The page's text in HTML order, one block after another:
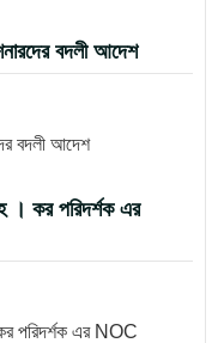
বদলী আদেশ
বদলী আদেশ
। কর পরিদর্শক এর
পরিদর্শক এর NOC